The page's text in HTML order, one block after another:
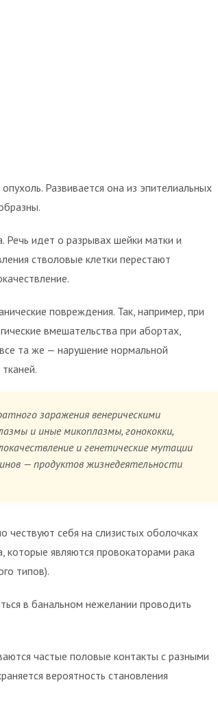
Развивается она из эпителиальных
Речь идет о разрывах шейки матки и
стволовые клетки перестают
повреждения. Так, например, при
вмешательства при абортах,
та же — нарушение нормальной
заражения венерическими
и иные микоплазмы, гонококки,
и генетические мутации
— продуктов жизнедеятельности
чествуют себя на слизистых оболочках
являются провокаторами рака
типов).
в банальном нежелании проводить
частые половые контакты с разными
вероятность становления